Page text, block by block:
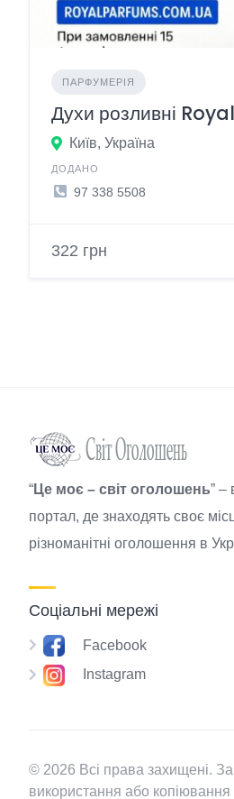
ПАРФУМЕРІЯ
Духи розливні
Київ, Україна
ДОДАНО
97 338 5508
322 грн
“Це моє – світ оголошень” –
портал, де знаходять своє
різноманітні оголошення в
Соціальні мережі
Facebook
Instagram
© 2026 Всі права захищені.
використання або копіювання